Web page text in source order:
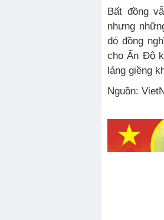
Bất đồng
nhưng
đó đồng
cho Ấn Độ
láng giềng
Nguồn: